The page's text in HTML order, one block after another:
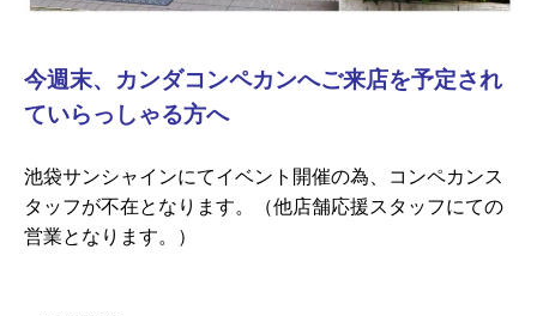
今週末、カンダコンペカンへご来店を予定され
ていらっしゃる方へ
池袋サンシャインにてイベント開催の為、コンペカンス
タッフが不在となります。（他店舗応援スタッフにての
営業となります。）